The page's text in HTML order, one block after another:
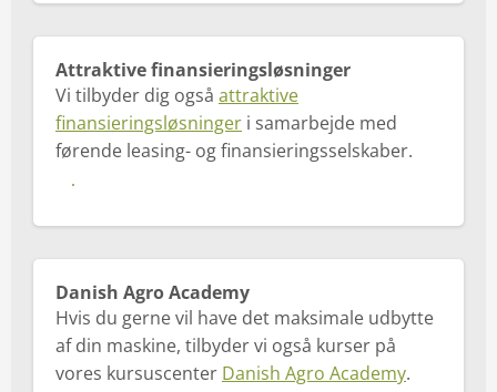
Attraktive finansieringsløsninger
Vi tilbyder dig også attraktive
finansieringsløsninger i samarbejde med
førende leasing- og finansieringsselskaber.
Se mere
Danish Agro Academy
Hvis du gerne vil have det maksimale udbytte
af din maskine, tilbyder vi også kurser på
vores kursuscenter Danish Agro Academy.